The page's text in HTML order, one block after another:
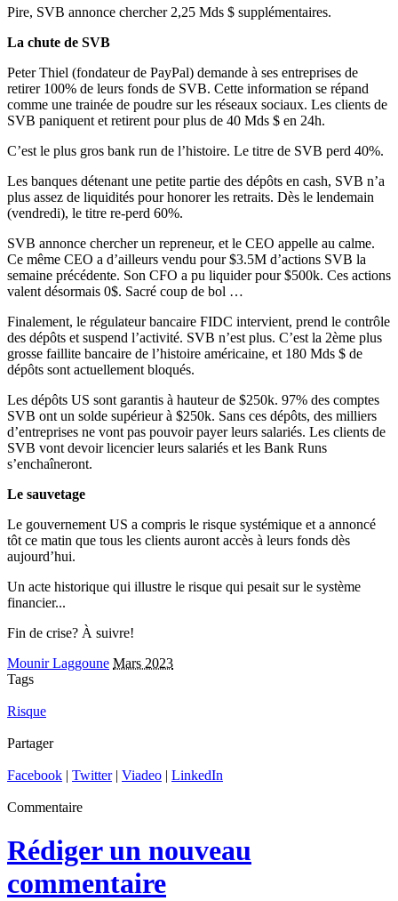
Pire, SVB annonce chercher 2,25 Mds $ supplémentaires.
La chute de SVB
Peter Thiel (fondateur de PayPal) demande à ses entreprises de
retirer 100% de leurs fonds de SVB. Cette information se répand
comme une trainée de poudre sur les réseaux sociaux. Les clients de
SVB paniquent et retirent pour plus de 40 Mds $ en 24h.
C’est le plus gros bank run de l’histoire. Le titre de SVB perd 40%.
Les banques détenant une petite partie des dépôts en cash, SVB n’a
plus assez de liquidités pour honorer les retraits. Dès le lendemain
(vendredi), le titre re-perd 60%.
SVB annonce chercher un repreneur, et le CEO appelle au calme.
Ce même CEO a d’ailleurs vendu pour $3.5M d’actions SVB la
semaine précédente. Son CFO a pu liquider pour $500k. Ces actions
valent désormais 0$. Sacré coup de bol …
Finalement, le régulateur bancaire FIDC intervient, prend le contrôle
des dépôts et suspend l’activité. SVB n’est plus. C’est la 2ème plus
grosse faillite bancaire de l’histoire américaine, et 180 Mds $ de
dépôts sont actuellement bloqués.
Les dépôts US sont garantis à hauteur de $250k. 97% des comptes
SVB ont un solde supérieur à $250k. Sans ces dépôts, des milliers
d’entreprises ne vont pas pouvoir payer leurs salariés. Les clients de
SVB vont devoir licencier leurs salariés et les Bank Runs
s’enchaîneront.
Le sauvetage
Le gouvernement US a compris le risque systémique et a annoncé
tôt ce matin que tous les clients auront accès à leurs fonds dès
aujourd’hui.
Un acte historique qui illustre le risque qui pesait sur le système
financier...
Fin de crise? À suivre!
Mounir Laggoune Mars 2023
Tags
Risque
Partager
Facebook | Twitter| Viadeo | LinkedIn
Commentaire
Rédiger un nouveau
commentaire